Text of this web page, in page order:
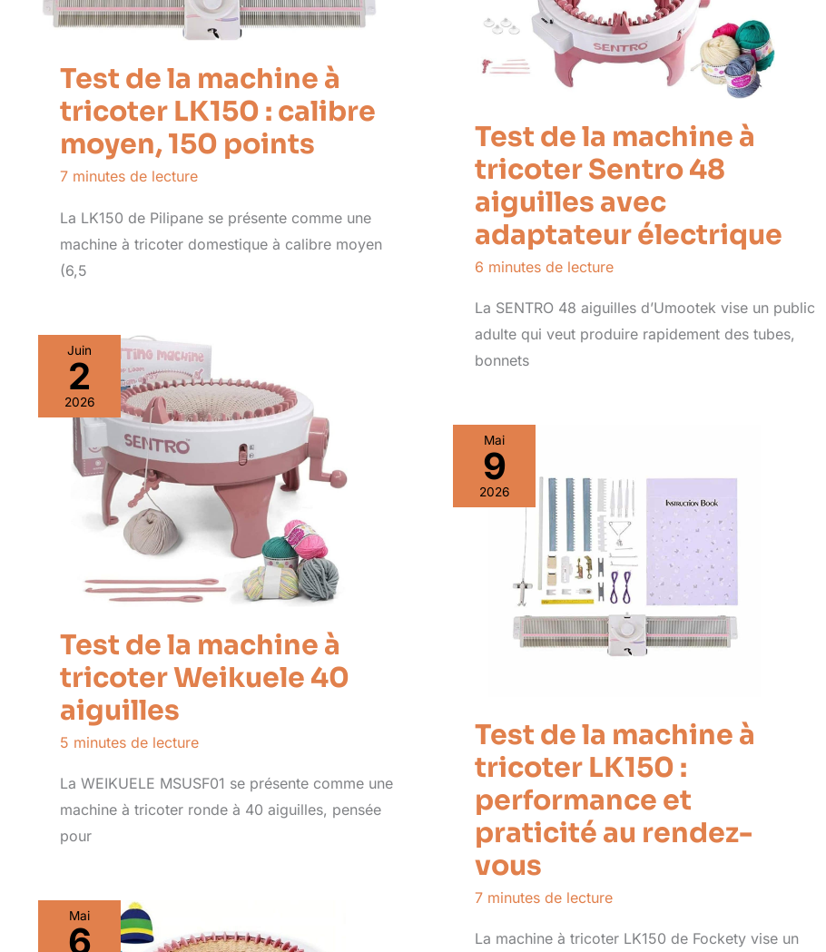
Test de la machine à
tricoter LK150 : calibre
moyen, 150 points
7 minutes de lecture
La LK150 de Pilipane se présente comme une
machine à tricoter domestique à calibre moyen
(6,5
Test de la machine à
tricoter Sentro 48
aiguilles avec
adaptateur électrique
6 minutes de lecture
La SENTRO 48 aiguilles d’Umootek vise un public
adulte qui veut produire rapidement des tubes,
bonnets
Juin
2
2026
Test de la machine à
tricoter Weikuele 40
aiguilles
5 minutes de lecture
La WEIKUELE MSUSF01 se présente comme une
machine à tricoter ronde à 40 aiguilles, pensée
pour
Mai
9
2026
Test de la machine à
tricoter LK150 :
performance et
praticité au rendez-
vous
7 minutes de lecture
La machine à tricoter LK150 de Fockety vise un
Mai
6